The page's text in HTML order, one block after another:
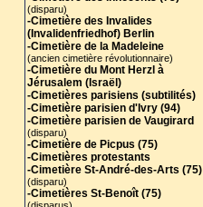
(disparu)
-Cimetière des Invalides
(Invalidenfriedhof) Berlin
-Cimetière de la Madeleine
(ancien cimetière révolutionnaire)
-Cimetière du Mont Herzl à
Jérusalem (Israël)
-Cimetières parisiens (subtilités)
-Cimetière parisien d'Ivry (94)
-Cimetière parisien de Vaugirard
(disparu)
-Cimetière de Picpus (75)
-Cimetières protestants
-Cimetière St-André-des-Arts (75)
(disparu)
-Cimetières St-Benoît (75)